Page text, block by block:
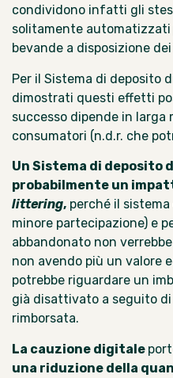
condividono infatti gli
solitamente automatizzati
bevande a disposizione
Per il Sistema di deposito
dimostrati questi effetti
successo dipende in larga
consumatori (n.d.r. che
Un Sistema di deposito
probabilmente un
littering, perché il
minore partecipazione) e
abbandonato non
non avendo più un valore
potrebbe riguardare un
già disattivato a seguito
rimborsata.
La cauzione digitale
una riduzione della